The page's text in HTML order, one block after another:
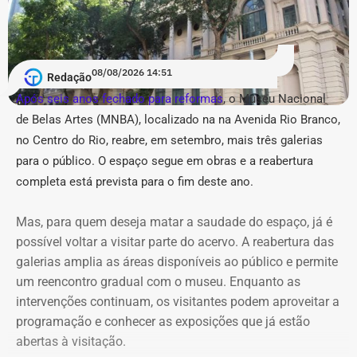
Seis anos depois, em 2020, quando disputou a eleição
para a Prefeitura de Petrópolis pelo PL, o patrimônio de
Rossi subiu para R$ 1.254.388,53, alta de 70 % em
relação a 2014 . Naquele ano, a declaração incluía uma
casa e um outro imóvel na cidade da Região Serrana,
avaliados em R$ 620 mil e R$ 260 mil respectivamente;
um apartamento no Rio no valor de R$ 277,1 mil e um
Land Rover Sport 2011 avaliado em R$ 90 mil, além de
valores depositados em conta bancária.
De 2014 a 2026: aumento de 188,7%
do patrimônio
Agora, em 2026, candidato a deputado federal pela União
Brasil, Rossi declarou R$ 2.130.168,58 em bens. Em
relação a 2020, a alta foi de 69,8%.
Acusação de “estética
pseudojornalística” e suspeita de
“repetição” no Instagram
Em um anexo de 36 páginas, o município relacionou 31
publicações, sendo a maior parte — 14 conteúdos —
atribuída ao perfil @buziosnuecru. Outras seis são do
@buziosinformacoes, quatro do @acorda_buziosrj, duas
do @fofoca_na_calcada e as demais estão distribuídas
Na petição inicial, a gestão municipal afirma que os perfis
empregam “estética pseudojornalística”, manchetes
conclusivas, memes, montagens e acusações por
associação para repercutir temas relacionados a
hospitais, contratos, obras, programas públicos e agentes
municipais. Além disso, o Executivo também alerta que a
Redação08/08/2026 14:51
Após seis anos fechado para reformas, o Museu Nacional
de Belas Artes (MNBA), localizado na na Avenida Rio Branco,
no Centro do Rio, reabre, em setembro, mais três galerias
para o público. O espaço segue em obras e a reabertura
completa está prevista para o fim deste ano.
Mas, para quem deseja matar a saudade do espaço, já é
possível voltar a visitar parte do acervo. A reabertura das
galerias amplia as áreas disponíveis ao público e permite
um reencontro gradual com o museu. Enquanto as
intervenções continuam, os visitantes podem aproveitar a
programação e conhecer as exposições que já estão
abertas à visitação.